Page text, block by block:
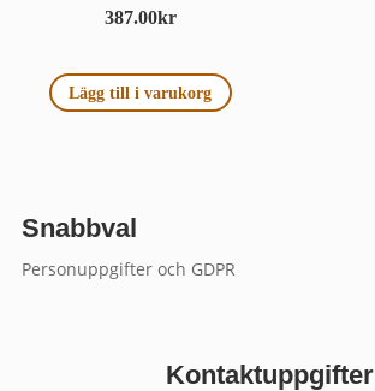
387.00kr
Lägg till i varukorg
Snabbval
Personuppgifter och GDPR
Kontaktuppgifter